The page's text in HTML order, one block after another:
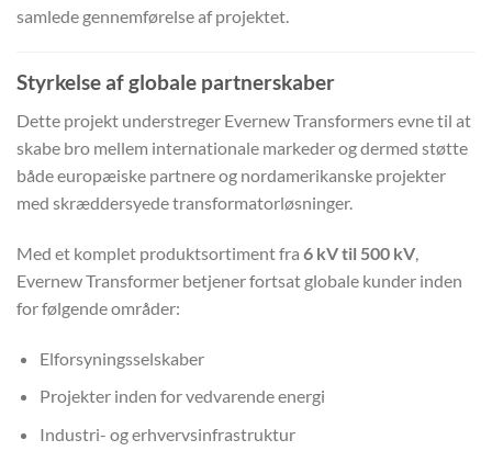
samlede gennemførelse af projektet.
Styrkelse af globale partnerskaber
Dette projekt understreger Evernew Transformers evne til at
skabe bro mellem internationale markeder og dermed støtte
både europæiske partnere og nordamerikanske projekter
med skræddersyede transformatorløsninger.
Med et komplet produktsortiment fra 6 kV til 500 kV,
Evernew Transformer betjener fortsat globale kunder inden
for følgende områder:
Elforsyningsselskaber
Projekter inden for vedvarende energi
Industri- og erhvervsinfrastruktur